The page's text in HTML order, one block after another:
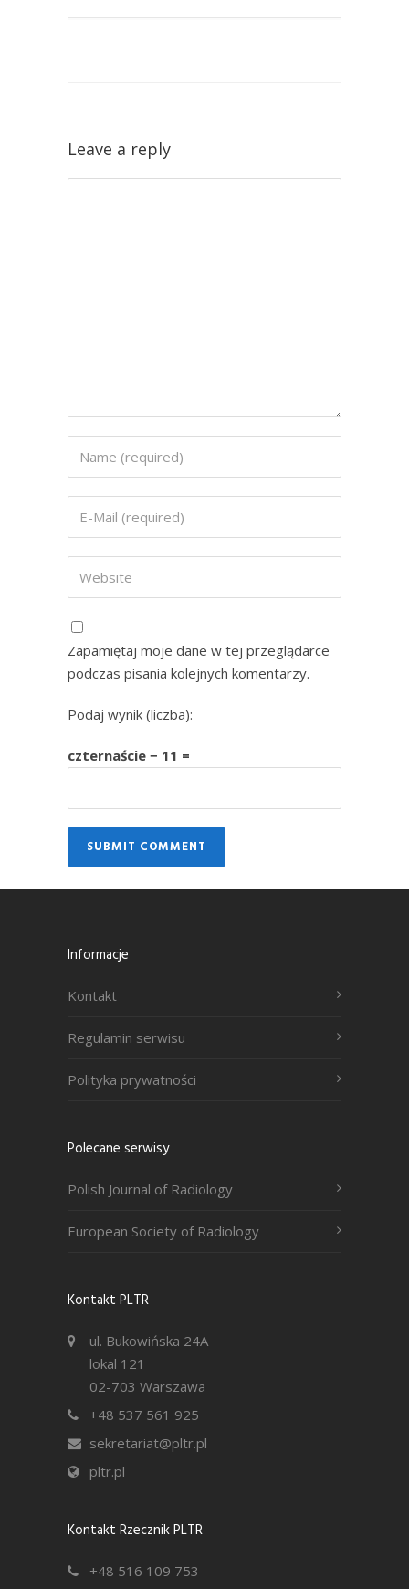
Leave a reply
Zapamiętaj moje dane w tej przeglądarce
podczas pisania kolejnych komentarzy.
Podaj wynik (liczba):
czternaście − 11 =
Informacje
Kontakt
Regulamin serwisu
Polityka prywatności
Polecane serwisy
Polish Journal of Radiology
European Society of Radiology
Kontakt PLTR
ul. Bukowińska 24A
lokal 121
02-703 Warszawa
+48 537 561 925
sekretariat@pltr.pl
pltr.pl
Kontakt Rzecznik PLTR
+48 516 109 753